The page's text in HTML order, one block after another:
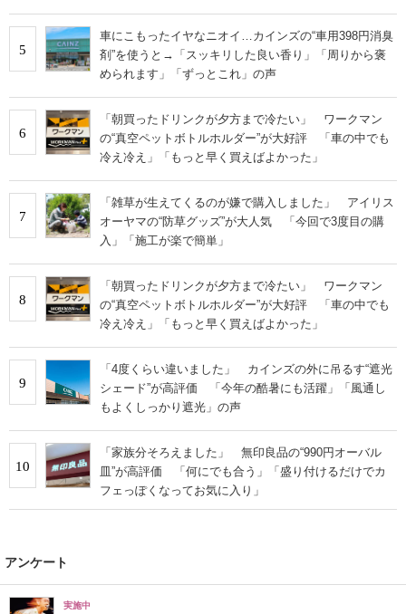
5
車にこもったイヤなニオイ…カインズの“車用398円消臭
剤”を使うと→「スッキリした良い香り」「周りから褒
められます」「ずっとこれ」の声
6
「朝買ったドリンクが夕方まで冷たい」 ワークマン
の“真空ペットボトルホルダー”が大好評 「車の中でも
冷え冷え」「もっと早く買えばよかった」
7
「雑草が生えてくるのが嫌で購入しました」 アイリス
オーヤマの“防草グッズ”が大人気 「今回で3度目の購
入」「施工が楽で簡単」
8
「朝買ったドリンクが夕方まで冷たい」 ワークマン
の“真空ペットボトルホルダー”が大好評 「車の中でも
冷え冷え」「もっと早く買えばよかった」
9
「4度くらい違いました」 カインズの外に吊るす“遮光
シェード”が高評価 「今年の酷暑にも活躍」「風通し
もよくしっかり遮光」の声
10
「家族分そろえました」 無印良品の“990円オーバル
皿”が高評価 「何にでも合う」「盛り付けるだけでカ
フェっぽくなってお気に入り」
アンケート
実施中